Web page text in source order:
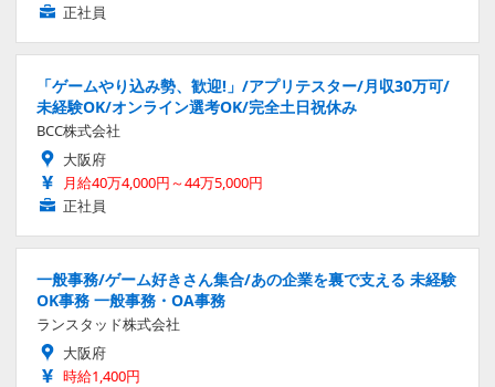
正社員
「ゲームやり込み勢、歓迎!」/アプリテスター/月収30万可/
未経験OK/オンライン選考OK/完全土日祝休み
BCC株式会社
大阪府
月給40万4,000円～44万5,000円
正社員
一般事務/ゲーム好きさん集合/あの企業を裏で支える 未経験
OK事務 一般事務・OA事務
ランスタッド株式会社
大阪府
時給1,400円